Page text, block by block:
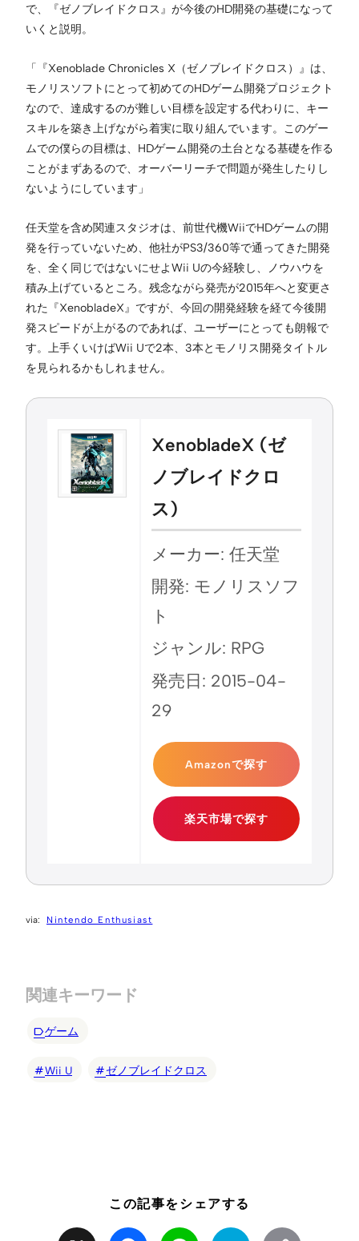
で、『ゼノブレイドクロス』が今後のHD開発の基礎になって
いくと説明。
「『Xenoblade Chronicles X（ゼノブレイドクロス）』は、
モノリスソフトにとって初めてのHDゲーム開発プロジェクト
なので、達成するのが難しい目標を設定する代わりに、キー
スキルを築き上げながら着実に取り組んでいます。このゲー
ムでの僕らの目標は、HDゲーム開発の土台となる基礎を作る
ことがまずあるので、オーバーリーチで問題が発生したりし
ないようにしています」
任天堂を含め関連スタジオは、前世代機WiiでHDゲームの開
発を行っていないため、他社がPS3/360等で通ってきた開発
を、全く同じではないにせよWii Uの今経験し、ノウハウを
積み上げているところ。残念ながら発売が2015年へと変更さ
れた『XenobladeX』ですが、今回の開発経験を経て今後開
発スピードが上がるのであれば、ユーザーにとっても朗報で
す。上手くいけばWii Uで2本、3本とモノリス開発タイトル
を見られるかもしれません。
XenobladeX (ゼ
ノブレイドクロ
ス)
メーカー: 任天堂
開発: モノリスソフ
ト
ジャンル: RPG
発売日: 2015-04-
29
Amazonで探す
楽天市場で探す
Nintendo Enthusiast
関連キーワード
ゲーム
Wii U ゼノブレイドクロス
この記事をシェアする